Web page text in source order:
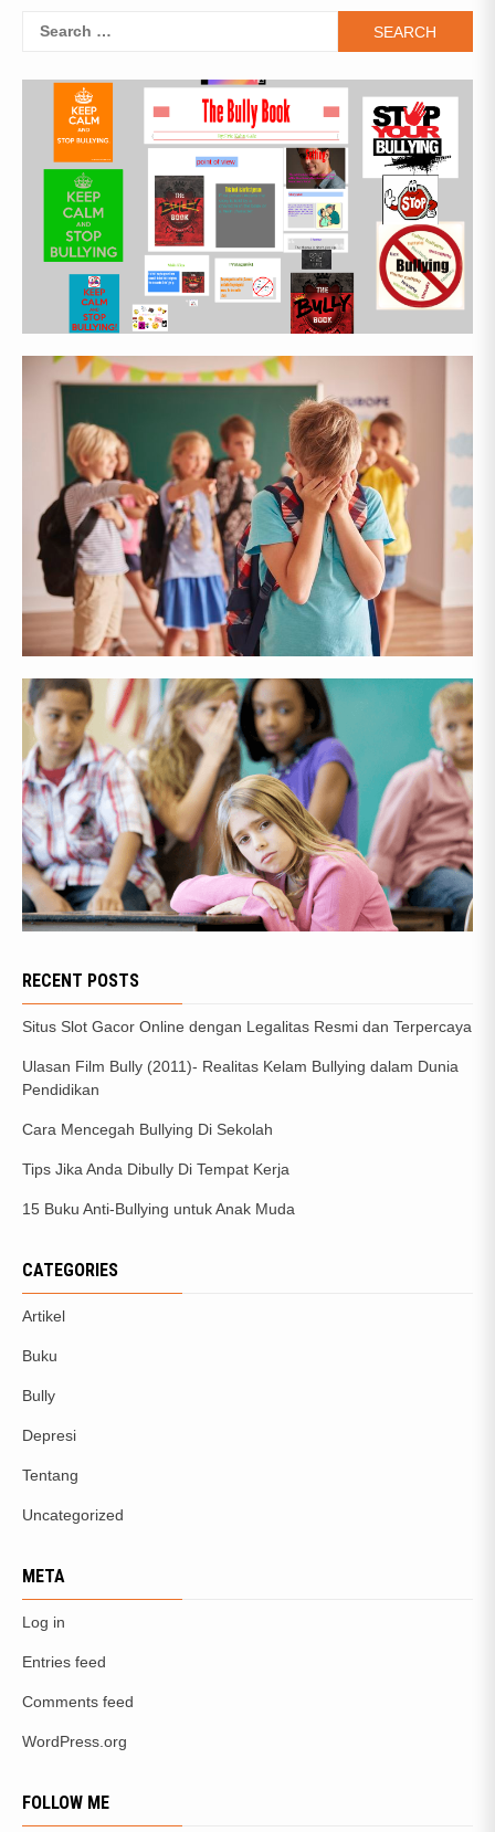
RECENT POSTS
Situs Slot Gacor Online dengan Legalitas Resmi dan Terpercaya
Ulasan Film Bully (2011)- Realitas Kelam Bullying dalam Dunia
Pendidikan
Cara Mencegah Bullying Di Sekolah
Tips Jika Anda Dibully Di Tempat Kerja
15 Buku Anti-Bullying untuk Anak Muda
CATEGORIES
Artikel
Buku
Bully
Depresi
Tentang
Uncategorized
META
Log in
Entries feed
Comments feed
WordPress.org
FOLLOW ME